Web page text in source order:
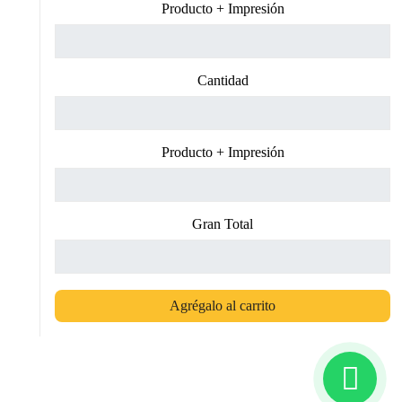
Producto + Impresión
Cantidad
Producto + Impresión
Gran Total
Agrégalo al carrito